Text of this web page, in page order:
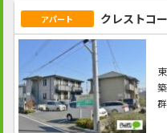
アパート クレストコ